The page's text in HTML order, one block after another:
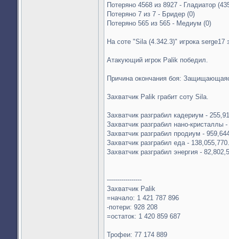
Потеряно 4568 из 8927 - Гладиатор
Потеряно 7 из 7 - Бридер (0)
Потеряно 565 из 565 - Медиум (0)
На соте "Sila (4.342.3)" игрока serge17
Атакующий игрок Palik победил.
Причина окончания боя:
Захватчик Palik грабит соту Sila.
Захватчик разграбил кадериум -
Захватчик разграбил нано-кристаллы
Захватчик разграбил продиум -
Захватчик разграбил еда - 138,055,770.
Захватчик разграбил энергия -
-----------------
Захватчик Palik
=начало: 1 421 787 896
-потери: 928 208
=остаток: 1 420 859 687
Трофеи: 77 174 889